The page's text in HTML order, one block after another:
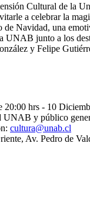
Cultural de la
a celebrar la
Navidad, una
UNAB junto a los
y Felipe
20:00 hrs - 10
UNAB y público
cultura@unab.cl
Av. Pedro de